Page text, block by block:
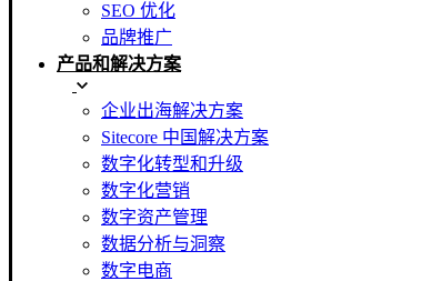
SEO 优化
品牌推广
产品和解决方案
企业出海解决方案
Sitecore 中国解决方案
数字化转型和升级
数字化营销
数字资产管理
数据分析与洞察
数字电商